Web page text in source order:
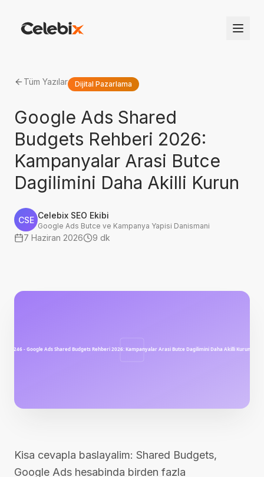
Tüm Yazılar Dijital Pazarlama
Google Ads Shared
Budgets Rehberi 2026:
Kampanyalar Arasi Butce
Dagilimini Daha Akilli Kurun
CSE Celebix SEO Ekibi
Google Ads Butce ve Kampanya Yapisi Danismani
7 Haziran 2026 9 dk
Kisa cevapla baslayalim: Shared Budgets,
Google Ads hesabinda birden fazla